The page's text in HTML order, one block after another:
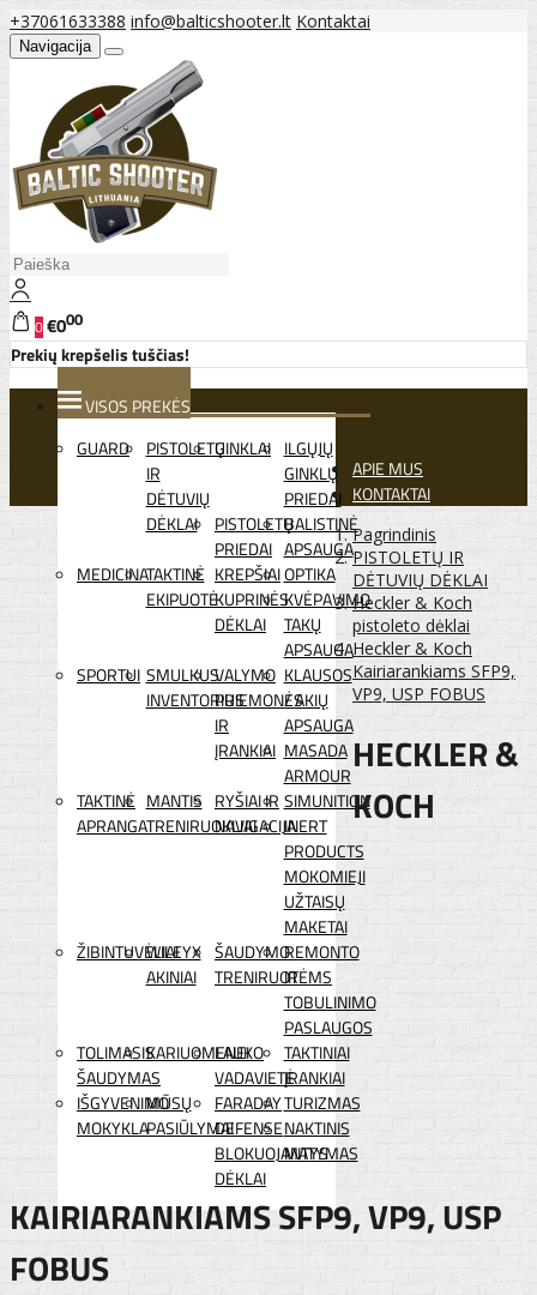
+37061633388 info@balticshooter.lt Kontaktai
Navigacija
0€000
Prekių krepšelis tuščias!
VISOS PREKĖS
GUARD
PISTOLETŲ
IR
DĖTUVIŲ
DĖKLAI
GINKLAI ILGŲJŲ
GINKLŲ
PRIEDAI
PISTOLETŲ
PRIEDAI
BALISTINĖ
APSAUGA
MEDICINATAKTINĖ
EKIPUOTĖ
KREPŠIAI
KUPRINĖS
DĖKLAI
OPTIKA
KVĖPAVIMO
TAKŲ
APSAUGA
SPORTUI SMULKUS
INVENTORIUS
VALYMO
PRIEMONĖS
IR
ĮRANKIAI
KLAUSOS
/ AKIŲ
APSAUGA
MASADA
ARMOUR
TAKTINĖ
APRANGA
MANTIS
TRENIRUOKLIAI
RYŠIAI IR
NAVIGACIJA
SIMUNITION
INERT
PRODUCTS
MOKOMIEJI
UŽTAISŲ
MAKETAI
ŽIBINTUVĖLIAI
WILEYX
AKINIAI
ŠAUDYMO
TRENIRUOTĖMS
REMONTO
IR
TOBULINIMO
PASLAUGOS
TOLIMASIS
ŠAUDYMAS
KARIUOMENEI
LAUKO
VADAVIETĖ
TAKTINIAI
ĮRANKIAI
IŠGYVENIMO
MOKYKLA
MŪSŲ
PASIŪLYMAI
FARADAY
DEFENSE
BLOKUOJANTYS
DĖKLAI
TURIZMAS
NAKTINIS
MATYMAS
APIE MUS
KONTAKTAI
Pagrindinis
PISTOLETŲ IR
DĖTUVIŲ DĖKLAI
Heckler & Koch
pistoleto dėklai
Heckler & Koch
Kairiarankiams SFP9,
VP9, USP FOBUS
HECKLER &
KOCH
KAIRIARANKIAMS SFP9, VP9, USP
FOBUS